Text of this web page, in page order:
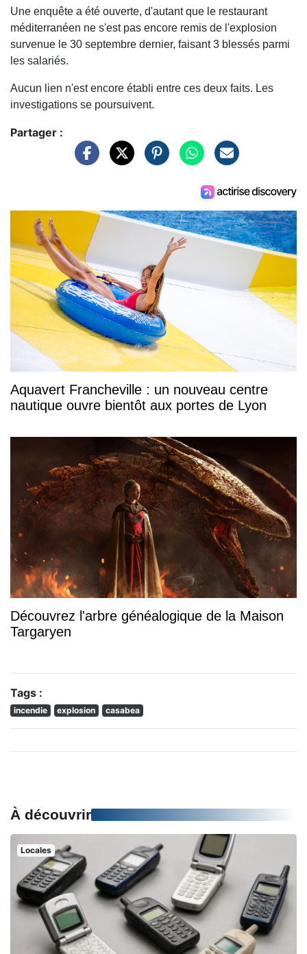
Une enquête a été ouverte, d'autant que le restaurant
méditerranéen ne s'est pas encore remis de l'explosion
survenue le 30 septembre dernier, faisant 3 blessés parmi
les salariés.
Aucun lien n'est encore établi entre ces deux faits. Les
investigations se poursuivent.
Partager :
Aquavert Francheville : un nouveau centre
nautique ouvre bientôt aux portes de Lyon
Découvrez l'arbre généalogique de la Maison
Targaryen
Tags :
incendie explosion casabea
À découvrir
Locales